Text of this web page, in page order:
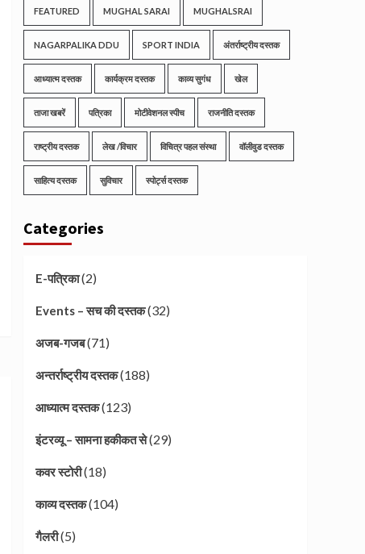
FEATURED MUGHAL SARAI MUGHALSRAI
NAGARPALIKA DDU SPORT INDIA अंतर्राष्ट्रीय दस्तक
आध्यात्म दस्तक कार्यक्रम दस्तक काव्य सुगंध खेल
ताजा खबरें पत्रिका मोटीवेशनल स्पीच राजनीति दस्तक
राष्ट्रीय दस्तक लेख /विचार विचित्र पहल संस्था वॉलीवुड दस्तक
साहित्य दस्तक सुविचार स्पोर्ट्स दस्तक
Categories
E-पत्रिका(2)
Events – सच की दस्तक(32)
अजब-गजब(71)
अन्तर्राष्ट्रीय दस्तक(188)
आध्यात्म दस्तक(123)
इंटरव्यू – सामना हकीकत से(29)
कवर स्टोरी(18)
काव्य दस्तक(104)
गैलरी(5)